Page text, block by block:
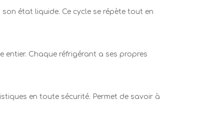
état liquide. Ce cycle se répète tout en
Chaque réfrigérant a ses propres
en toute sécurité. Permet de savoir à